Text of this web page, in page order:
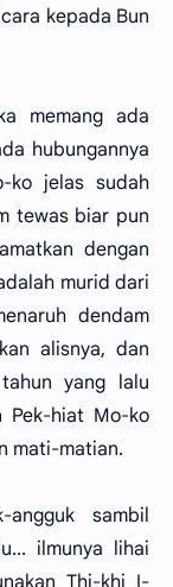
kepada Bun
memang ada
hubungannya
ko jelas sudah
tewas biar pun
dengan
murid dari
dendam
alisnya, dan
yang lalu
Pek-hiat Mo-ko
mati-matian.
sambil
ilmunya lihai
Thi-khi I-